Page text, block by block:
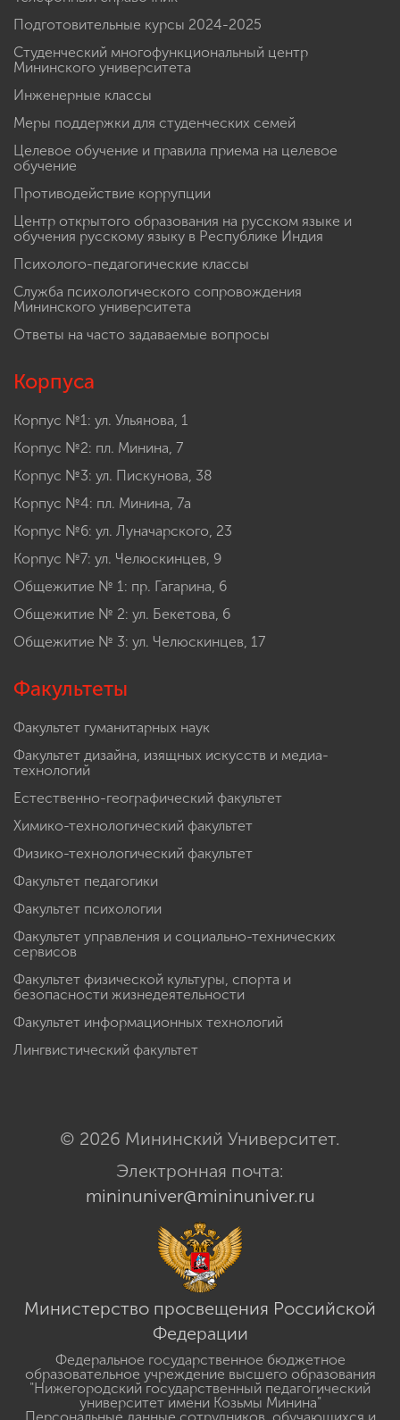
Подготовительные курсы 2024-2025
Студенческий многофункциональный центр
Мининского университета
Инженерные классы
Меры поддержки для студенческих семей
Целевое обучение и правила приема на целевое
обучение
Противодействие коррупции
Центр открытого образования на русском языке и
обучения русскому языку в Республике Индия
Психолого-педагогические классы
Служба психологического сопровождения
Мининского университета
Ответы на часто задаваемые вопросы
Корпуса
Корпус №1: ул. Ульянова, 1
Корпус №2: пл. Минина, 7
Корпус №3: ул. Пискунова, 38
Корпус №4: пл. Минина, 7а
Корпус №6: ул. Луначарского, 23
Корпус №7: ул. Челюскинцев, 9
Общежитие № 1: пр. Гагарина, 6
Общежитие № 2: ул. Бекетова, 6
Общежитие № 3: ул. Челюскинцев, 17
Факультеты
Факультет гуманитарных наук
Факультет дизайна, изящных искусств и медиа-
технологий
Естественно-географический факультет
Химико-технологический факультет
Физико-технологический факультет
Факультет педагогики
Факультет психологии
Факультет управления и социально-технических
сервисов
Факультет физической культуры, спорта и
безопасности жизнедеятельности
Факультет информационных технологий
Лингвистический факультет
© 2026 Мининский Университет.
Электронная почта:
mininuniver@mininuniver.ru
Министерство просвещения Российской
Федерации
Федеральное государственное бюджетное
образовательное учреждение высшего образования
"Нижегородский государственный педагогический
университет имени Козьмы Минина"